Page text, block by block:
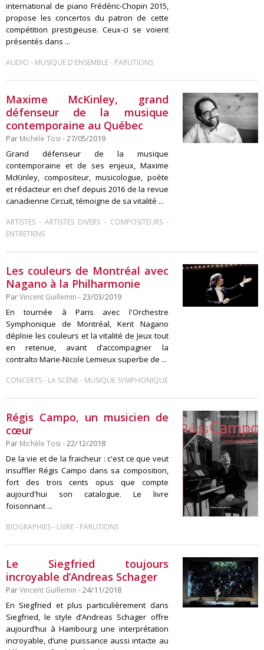
international de piano Frédéric-Chopin 2015,
propose les concertos du patron de cette
compétition prestigieuse. Ceux-ci se voient
présentés dans ...
AUDIO - MUSIQUE D'ENSEMBLE- PARUTIONS
Maxime McKinley, grand
défenseur de la musique
contemporaine au Québec
Par Michèle Tosi - 27/05/2019
Grand défenseur de la musique
contemporaine et de ses enjeux, Maxime
McKinley, compositeur, musicologue, poète
et rédacteur en chef depuis 2016 de la revue
canadienne Circuit, témoigne de sa vitalité ...
ARTISTES -ARTISTES DIVERS - COMPOSITEURS-
ENTRETIENS
Les couleurs de Montréal avec
Nagano à la Philharmonie
ParVincent Guillemin - 23/03/2019
En tournée à Paris avec l'Orchestre
Symphonique de Montréal, Kent Nagano
déploie les couleurs et la vitalité de Jeux tout
en retenue, avant d’accompagner la
contralto Marie-Nicole Lemieux superbe de ...
CONCERTS- LA SCÈNE- MUSIQUE SYMPHONIQUE
Régis Campo, un musicien de
cœur
Par Michèle Tosi - 22/12/2018
De la vie et de la fraicheur : c'est ce que veut
insuffler Régis Campo dans sa composition,
fort des trois cents opus que compte
aujourd'hui son catalogue. Le livre
foisonnant ...
BIOGRAPHIES- LIVRE- PARUTIONS
Le Siegfried toujours
incroyable d’Andreas Schager
ParVincent Guillemin - 24/11/2018
En Siegfried et plus particulièrement dans
Siegfried, le style d’Andreas Schager offre
aujourd’hui à Hambourg une interprétation
incroyable, d’une puissance aussi intacte au